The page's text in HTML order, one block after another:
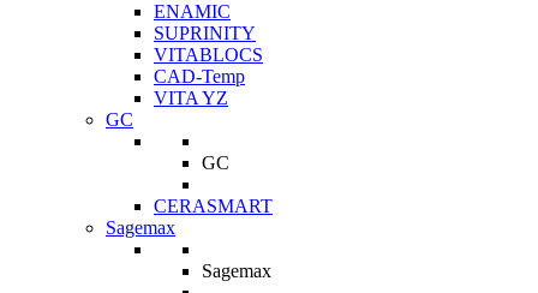
ENAMIC
SUPRINITY
VITABLOCS
CAD-Temp
VITA YZ
GC
GC
CERASMART
Sagemax
Sagemax